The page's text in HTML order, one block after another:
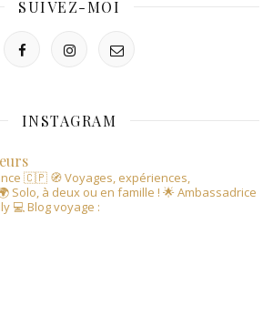
SUIVEZ-MOI
INSTAGRAM
🇨🇵 🧭 Voyages, expériences,
Solo, à deux ou en famille ! 🌟 Ambassadrice
💻 Blog voyage :